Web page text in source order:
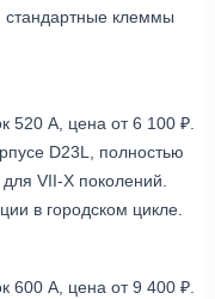
стандартные клеммы
520 А, цена от 6 100 ₽.
D23L, полностью
VII-X поколений.
в городском цикле.
600 А, цена от 9 400 ₽.